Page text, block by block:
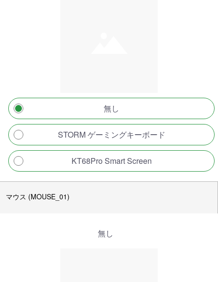
無し
STORM ゲーミングキーボード
KT68Pro Smart Screen
マウス (MOUSE_01)
無し